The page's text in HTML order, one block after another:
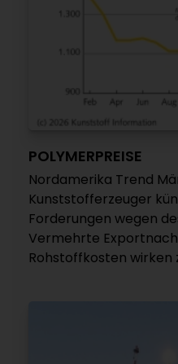
POLYMERPREISE
Nordamerika Trend
Kunststofferzeuger
Forderungen wegen
Vermehrte
Rohstoffkosten